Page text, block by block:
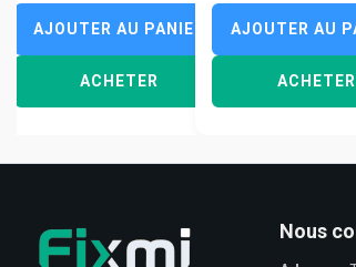
AJOUTER AU PANIER
ACHETER
AJOUTER AU
ACHETER
Nous